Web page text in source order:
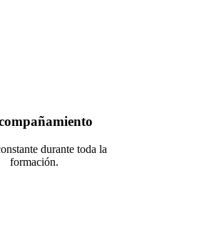
durante toda la
formación.